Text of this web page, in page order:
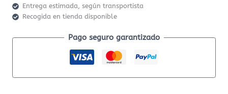
Entrega estimada, según transportista
Recogida en tienda disponible
Pago seguro garantizado